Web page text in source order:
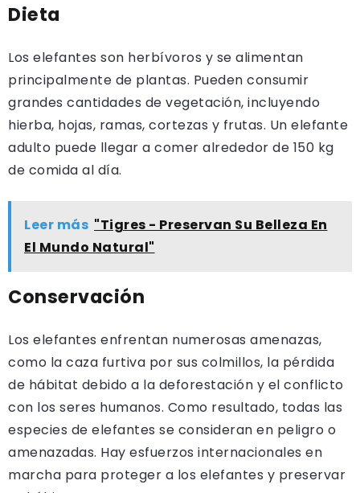
Dieta
Los elefantes son herbívoros y se alimentan
principalmente de plantas. Pueden consumir
grandes cantidades de vegetación, incluyendo
hierba, hojas, ramas, cortezas y frutas. Un elefante
adulto puede llegar a comer alrededor de 150 kg
de comida al día.
Leer más "Tigres - Preservan Su Belleza En
El Mundo Natural"
Conservación
Los elefantes enfrentan numerosas amenazas,
como la caza furtiva por sus colmillos, la pérdida
de hábitat debido a la deforestación y el conflicto
con los seres humanos. Como resultado, todas las
especies de elefantes se consideran en peligro o
amenazadas. Hay esfuerzos internacionales en
marcha para proteger a los elefantes y preservar